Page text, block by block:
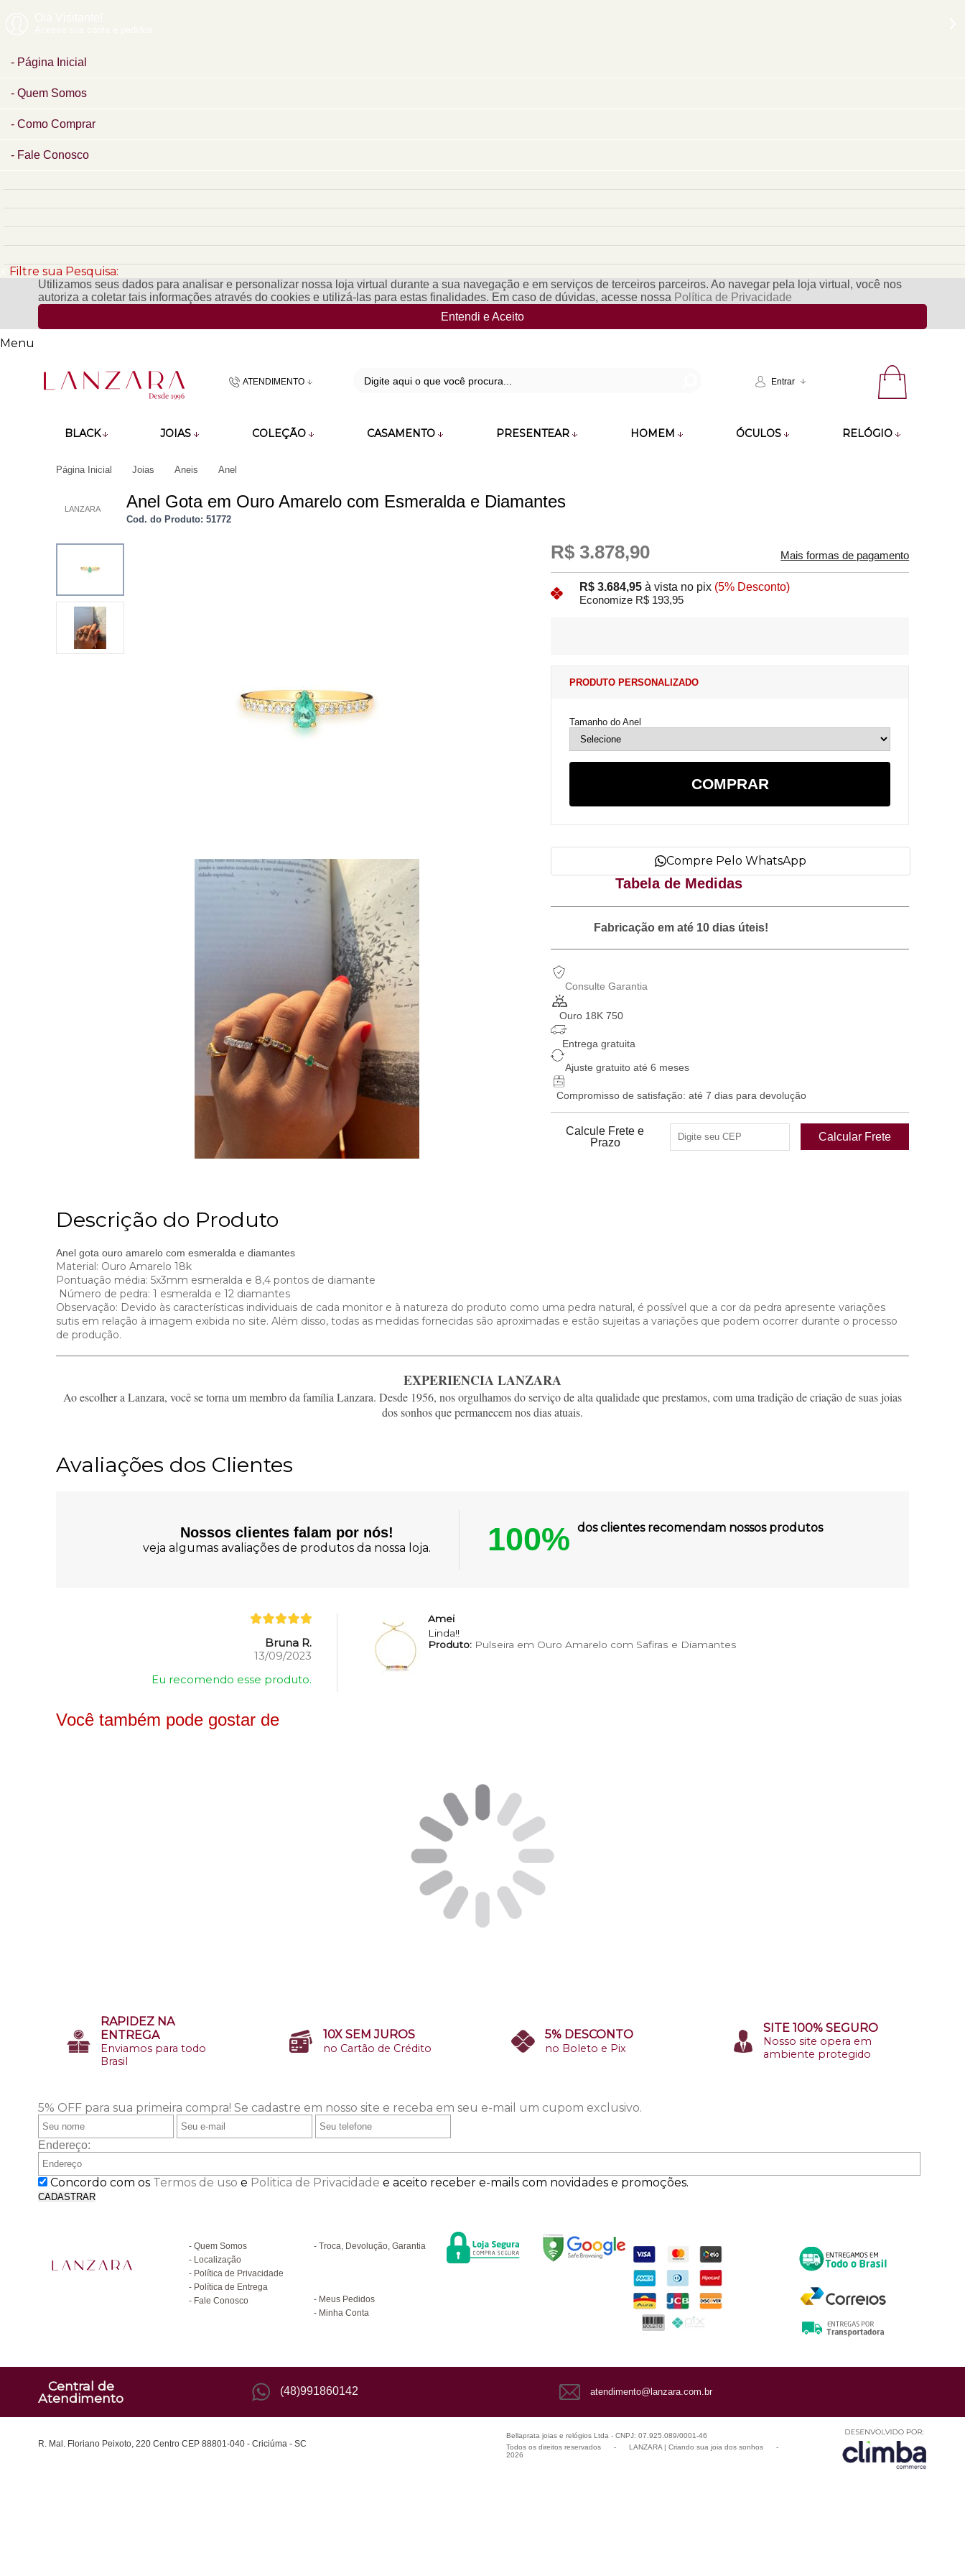
Página Inicial
Quem Somos
Como Comprar
Fale Conosco
Filtre sua Pesquisa:
Utilizamos seus dados para analisar e personalizar nossa loja virtual durante a sua navegação e em serviços de terceiros parceiros. Ao navegar pela loja virtual, você nos
autoriza a coletar tais informações através do cookies e utilizá-las para estas finalidades. Em caso de dúvidas, acesse nossa Política de Privacidade
Entendi e Aceito
Menu
ATENDIMENTO
(48)991860142
Entrar
BLACK JOIAS COLEÇÃO CASAMENTO PRESENTEAR HOMEM ÓCULOS RELÓGIO
Página Inicial Joias Aneis Anel
LANZARA Anel Gota em Ouro Amarelo com Esmeralda e Diamantes
Cod. do Produto: 51772
R$ 3.878,90 Mais formas de pagamento
R$ 3.684,95à vista no pix (5% Desconto)
Economize R$ 193,95
PRODUTO PERSONALIZADO
Tamanho do Anel
COMPRAR
Compre Pelo WhatsApp
Tabela de Medidas
Fabricação em até 10 dias úteis!
Consulte Garantia
Ouro 18K 750
Entrega gratuita
Ajuste gratuito até 6 meses
Compromisso de satisfação: até 7 dias para devolução
Calcule Frete e
Prazo
Descrição do Produto
Anel gota ouro amarelo com esmeralda e diamantes
Material: Ouro Amarelo 18k
Pontuação média: 5x3mm esmeralda e 8,4 pontos de diamante
Número de pedra: 1 esmeralda e 12 diamantes
Observação: Devido às características individuais de cada monitor e à natureza do produto como uma pedra natural, é possível que a cor da pedra apresente variações
sutis em relação à imagem exibida no site. Além disso, todas as medidas fornecidas são aproximadas e estão sujeitas a variações que podem ocorrer durante o processo
de produção.
EXPERIENCIA LANZARA
Ao escolher a Lanzara, você se torna um membro da família Lanzara. Desde 1956, nos orgulhamos do serviço de alta qualidade que prestamos, com uma tradição de criação de suas joias
dos sonhos que permanecem nos dias atuais.
Avaliações dos Clientes
Nossos clientes falam por nós!
veja algumas avaliações de produtos da nossa loja. 100% dos clientes recomendam nossos produtos
Bruna R.
13/09/2023
Eu recomendo esse produto.
Amei
Linda!!
Produto:Pulseira em Ouro Amarelo com Safiras e Diamantes
Você também pode gostar de
RAPIDEZ NA
ENTREGA
Enviamos para todo
Brasil
10X SEM JUROS
no Cartão de Crédito
5% DESCONTO
no Boleto e Pix
SITE 100% SEGURO
Nosso site opera em
ambiente protegido
5% OFF para sua primeira compra! Se cadastre em nosso site e receba em seu e-mail um cupom exclusivo.
Endereço:
Concordo com os Termos de uso e Politica de Privacidade e aceito receber e-mails com novidades e promoções.
CADASTRAR
Quem Somos
Localização
Política de Privacidade
Política de Entrega
Fale Conosco
Troca, Devolução, Garantia
Meus Pedidos
Minha Conta
Central de
Atendimento
(48)991860142 atendimento@lanzara.com.br
R. Mal. Floriano Peixoto, 220 Centro CEP 88801-040 - Criciúma - SC
Bellaprata joias e relógios Ltda - CNPJ: 07.925.089/0001-46
Todos os direitos reservados
- LANZARA | Criando sua joia dos sonhos
-
2026